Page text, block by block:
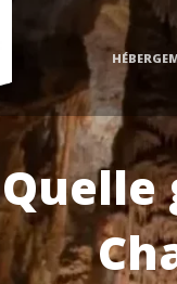
Quelle